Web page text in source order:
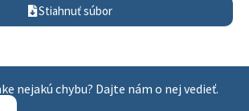
Stiahnuť súbor
nejakú chybu? Dajte nám o nej vedieť.